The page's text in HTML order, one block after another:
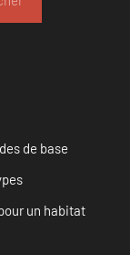
de base
un habitat